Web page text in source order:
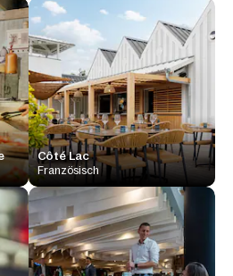
Côté Lac
Französisch